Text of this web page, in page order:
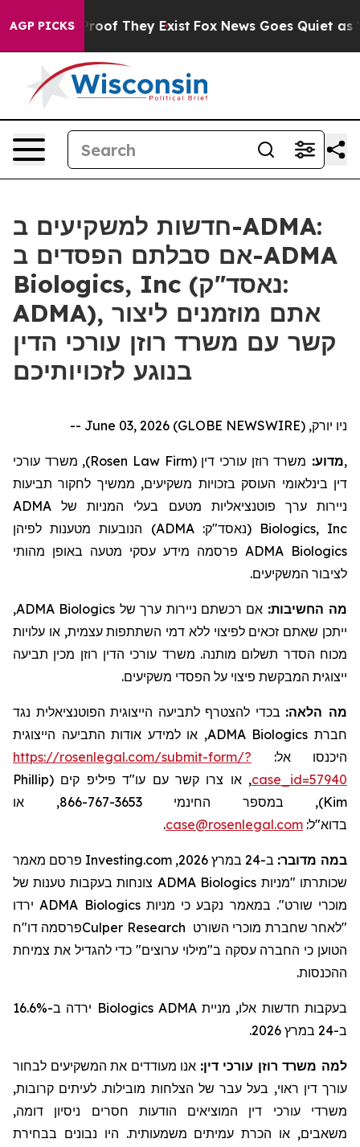
AGP PICKS
no Proof They Exist Fox News Goes Quiet as
חדשות למשקיעים ב-ADMA:
אם סבלתם הפסדים ב-ADMA
Biologics, Inc (נאסד"ק:
ADMA), אתם מוזמנים ליצור
קשר עם משרד רוזן עורכי הדין
בנוגע לזכויותיכם
ניו יורק, June 03, 2026 (GLOBE NEWSWIRE) --
,מדוע: משרד רוזן עורכי דין (Rosen Law Firm
), משרד עורכי
דין בינלאומי העוסק בזכויות משקיעים, ממשיך לחקור תביעות
ניירות ערך פוטנציאליות מטעם בעלי המניות של ADMA
Biologics, Inc
(נאסד"ק:ADMA
) הנובעות מטענות לפיהן
ADMA Biologics פרסמה מידע עסקי מטעה באופן מהותי
לציבור המשקיעים.
מה החשיבות: אם רכשתם ניירות ערך של ADMA Biologics
,
ייתכן שאתם זכאים לפיצוי ללא דמי השתתפות עצמית, או עלויות
מכוח הסדר תשלום מותנה. משרד עורכי הדין רוזן מכין תביעה
ייצוגית המבקשת פיצוי על הפסדי משקיעים.
מה הלאה: בכדי להצטרף לתביעה הייצוגית הפוטנציאלית נגד
חברת ADMA Biologics, או למידע אודות התביעה הייצוגית
היכנסו אל: https://rosenlegal.com/submit-form/?
case_id=57940, או צרו קשר עם עו"ד פיליפ קים (Phillip
Kim
), במספר החינמי 866-767-3653, או
בדוא"ל: case@rosenlegal.com
.
במה מדובר: ב-24 במרץ 2026, Investing.com פרסם מאמר
שכותרתו "מניות ADMA Biologics צונחות בעקבות טענות של
מוכרי שורט". במאמר נקבע כי מניותADMA Biologicsירדו
"לאחר שחברת מוכרי השורט Culper Researchפרסמה דו"ח
הטוען כי החברה עסקה ב"מילוי ערוצים" כדי להגדיל את צמיחת
ההכנסות.
בעקבות חדשות אלו, מניית ADMA Biologics
ירדה ב-16.6%
ב-24 במרץ 2026.
למה משרד רוזן עורכי דין: אנו מעודדים את המשקיעים לבחור
עורך דין ראוי, בעל עבר של הצלחות מובילות. לעיתים קרובות,
משרדי עורכי דין המוציאים הודעות חסרים ניסיון דומה,
משאבים, או הכרת עמיתים משמעותית. היו נבונים בבחירת